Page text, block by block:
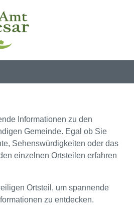
Informationen zu den
Gemeinde. Egal ob Sie
Sehenswürdigkeiten oder das
einzelnen Ortsteilen erfahren
Ortsteil, um spannende
zu entdecken.